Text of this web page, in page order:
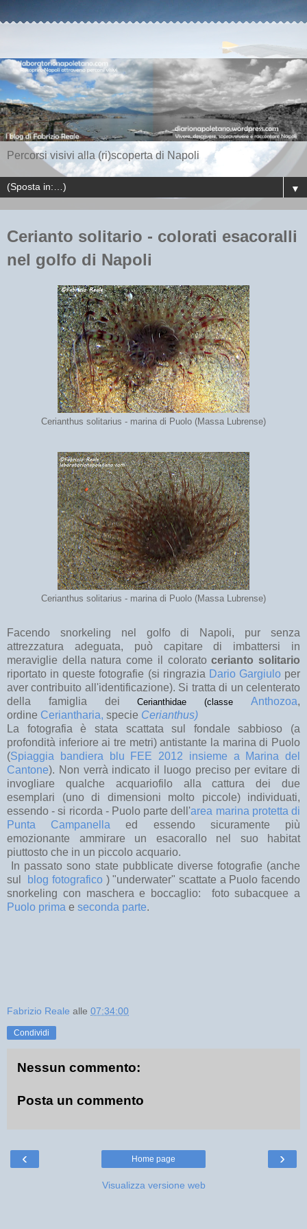
Percorsi visivi alla (ri)scoperta di Napoli
▼
Cerianto solitario - colorati esacoralli
nel golfo di Napoli
Cerianthus solitarius - marina di Puolo (Massa Lubrense)
Cerianthus solitarius - marina di Puolo (Massa Lubrense)
Facendo snorkeling nel golfo di Napoli, pur senza
attrezzatura adeguata, può capitare di imbattersi in
meraviglie della natura come il coloratocerianto solitario
riportato in queste fotografie (si ringrazia Dario Gargiuloper
aver contribuito all'identificazione). Si tratta di un celenterato
della famiglia deiCerianthidae (classeAnthozoa,
ordine Ceriantharia, specie Cerianthus)
La fotografia è stata scattata sul fondale sabbioso (a
profondità inferiore ai tre metri) antistante la marina di Puolo
(Spiaggia bandiera blu FEE 2012 insieme a Marina del
Cantone). Non verrà indicato il luogo preciso per evitare di
invogliare qualche acquariofilo alla cattura dei due
esemplari (uno di dimensioni molto piccole) individuati,
essendo - si ricorda - Puolo parte dell'area marina protetta di
Punta Campanella ed essendo sicuramente più
emozionante ammirare un esacorallo nel suo habitat
piuttosto che in un piccolo acquario.
In passato sono state pubblicate diverse fotografie (anche
sul
blog fotografico ) "underwater" scattate a Puolo facendo
snorkeling con maschera e boccaglio: foto subacquee a
Puolo prima e seconda parte.
Fabrizio Reale alle 07:34:00
Condividi
Nessun commento:
Posta un commento
‹ ›
Home page
Visualizza versione web